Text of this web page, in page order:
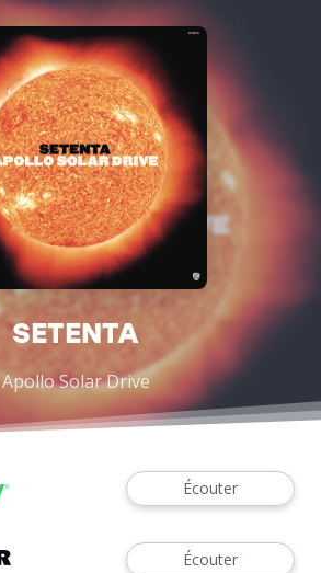
SETENTA
Apollo Solar Drive
Écouter
Écouter